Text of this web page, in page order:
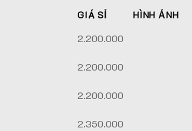
GIÁ SỈ HÌNH ẢNH
2.200.000
2.200.000
2.200.000
2.350.000